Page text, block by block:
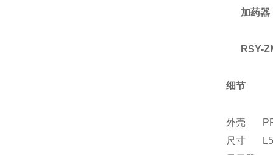
加药器
RSY-
细节
外壳
尺寸